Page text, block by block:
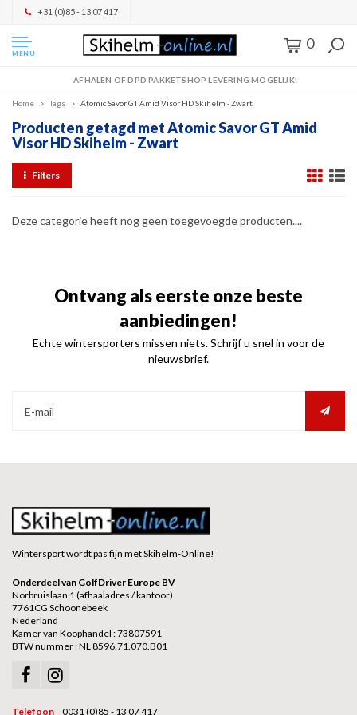
+31 (0)85 - 13 07 417
MENU
0
AFHALEN OF DPD PAKKETSHOP LEVERING MOGELIJK!
Home Tags Atomic Savor GT Amid Visor HD Skihelm - Zwart
Producten getagd met Atomic Savor GT Amid
Visor HD Skihelm - Zwart
Filters
Deze categorie heeft nog geen toegevoegde producten....
Ontvang als eerste onze beste
aanbiedingen!
Echte wintersporters missen niets. Schrijf u snel in voor de
nieuwsbrief.
Wintersport wordt pas fijn met Skihelm-Online!
Onderdeel van GolfDriver Europe BV
Norbruislaan 1 (afhaaladres / kantoor)
7761CG Schoonebeek
Nederland
Kamer van Koophandel : 73807591
BTW nummer : NL 8596.71.070.B01
Telefoon 0031 (0)85 - 13 07 417